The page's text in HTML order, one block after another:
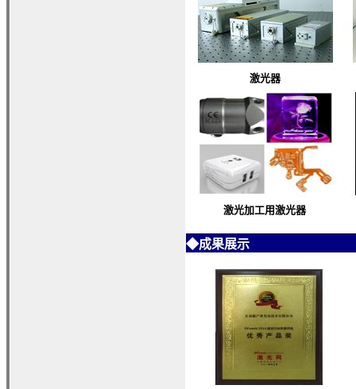
激光器
激光加工用激光器
◆成果展示